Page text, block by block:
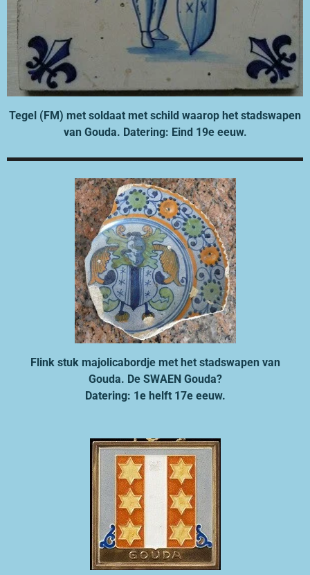
Tegel (FM) met soldaat met schild waarop het stadswapen
van Gouda. Datering: Eind 19e eeuw.
Flink stuk majolicabordje met het stadswapen van
Gouda. De SWAEN Gouda?
Datering: 1e helft 17e eeuw.